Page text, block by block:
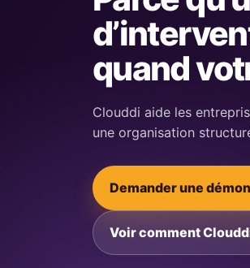
quand
Clouddi aide les
une organisation
Demander une
Voir comment